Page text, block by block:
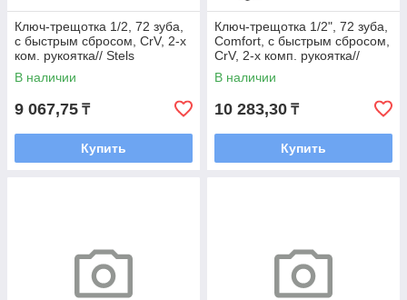
Ключ-трещотка 1/2, 72 зуба,
с быстрым сбросом, CrV, 2-х
ком. рукоятка// Stels
В наличии
9 067,75 ₸
Купить
Ключ-трещотка 1/2", 72 зуба,
Comfort, с быстрым сбросом,
CrV, 2-х комп. рукоятка//
Gross
В наличии
10 283,30 ₸
Купить